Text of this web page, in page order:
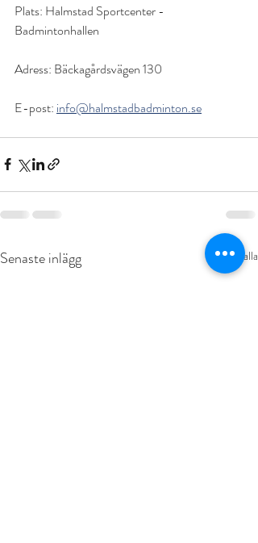
Plats: Halmstad Sportcenter -
Badmintonhallen
Adress: Bäckagårdsvägen 130
E-post: info@halmstadbadminton.se
Senaste inlägg Visa alla